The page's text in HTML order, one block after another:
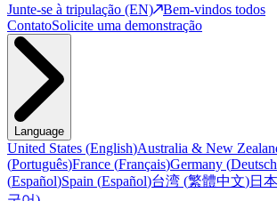
Junte-se à tripulação (EN)
Bem-vindos todos
ContatoSolicite uma demonstração
Language
United States (English)Australia & New
(Português)France (Français)Germany (Deutsch
(Español)Spain (Español)台湾 (繁體中文)日本